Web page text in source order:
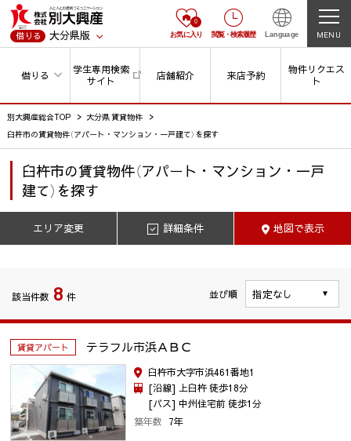
借りる 大分県版
0
お気に入り 閲覧・ 検索履歴 Language MENU
借りる
学生専用検索
サイト
店舗紹介 来店予約
物件リクエス
ト
別大興産総合TOP
大分県 賃貸物件
臼杵市の賃貸物件（アパート・マンション・一戸建て）を探す
エリア変更 詳細条件 地図で表示
臼杵市の賃貸物件（アパート・マンション・一戸
建て）を探す
該当件数 8 件 並び順
賃貸アパート テラフル市浜ＡＢＣ
臼杵市大字市浜461番地1
[沿線] 上臼杵 徒歩18分
[バス] 中州住宅前 徒歩1分
築年数 7年